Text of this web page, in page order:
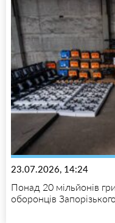
23.07.2026, 14:24
Понад 20 мільйонів
оборонців